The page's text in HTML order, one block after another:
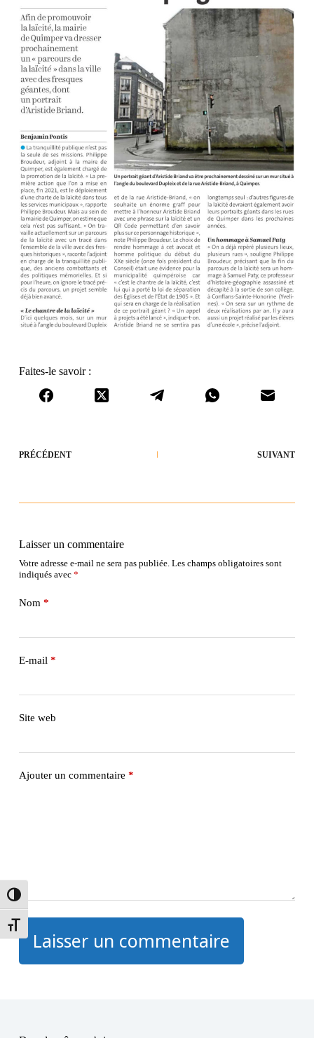
Passer en contraste élevé
Changer la taille de la police
Faites-le savoir :
PRÉCÉDENT SUIVANT
Laisser un commentaire
Votre adresse e-mail ne sera pas publiée. Les champs obligatoires sont
indiqués avec *
Nom*
E-mail*
Site web
Ajouter un commentaire *
Laisser un commentaire